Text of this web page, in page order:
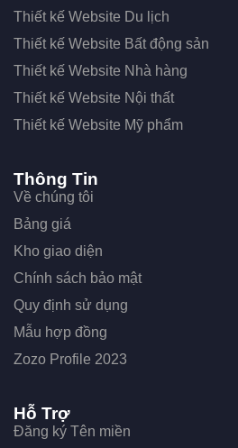
Thiết kế Website Du lịch
Thiết kế Website Bất động sản
Thiết kế Website Nhà hàng
Thiết kế Website Nội thất
Thiết kế Website Mỹ phẩm
Thông Tin
Về chúng tôi
Bảng giá
Kho giao diện
Chính sách bảo mật
Quy định sử dụng
Mẫu hợp đồng
Zozo Profile 2023
Hỗ Trợ
Đăng ký Tên miền